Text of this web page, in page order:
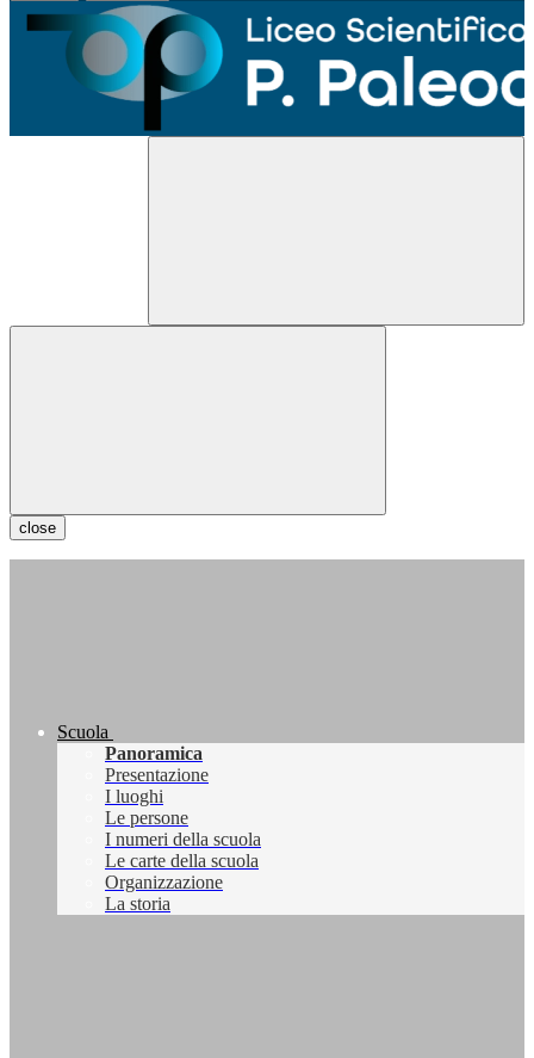
close
Scuola
Panoramica
Presentazione
I luoghi
Le persone
I numeri della scuola
Le carte della scuola
Organizzazione
La storia